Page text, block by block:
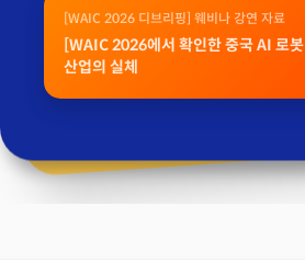
[WAIC 2026 디브리핑] 웨비나 강연 자료
[WAIC 2026에서 확인한 중국 AI 로봇
산업의 실체